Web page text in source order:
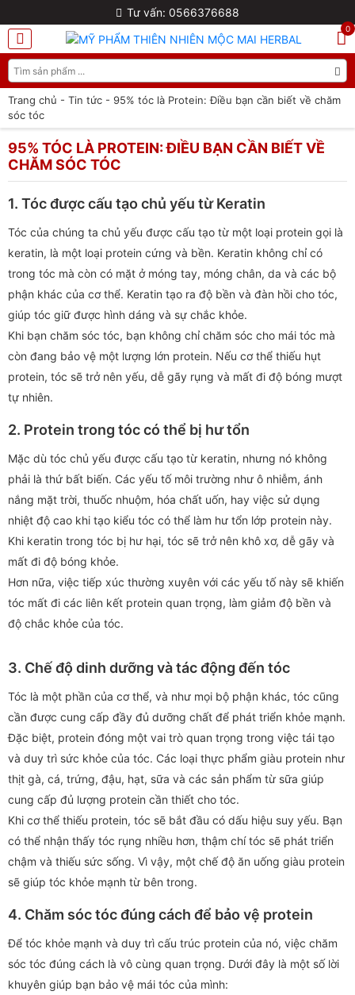
Tư vấn: 0566376688
0
Trang chủ - Tin tức - 95% tóc là Protein: Điều bạn cần biết về chăm
sóc tóc
95% TÓC LÀ PROTEIN: ĐIỀU BẠN CẦN BIẾT VỀ
CHĂM SÓC TÓC
1. Tóc được cấu tạo chủ yếu từ Keratin
Tóc của chúng ta chủ yếu được cấu tạo từ một loại protein gọi là
keratin, là một loại protein cứng và bền. Keratin không chỉ có
trong tóc mà còn có mặt ở móng tay, móng chân, da và các bộ
phận khác của cơ thể. Keratin tạo ra độ bền và đàn hồi cho tóc,
giúp tóc giữ được hình dáng và sự chắc khỏe.
Khi bạn chăm sóc tóc, bạn không chỉ chăm sóc cho mái tóc mà
còn đang bảo vệ một lượng lớn protein. Nếu cơ thể thiếu hụt
protein, tóc sẽ trở nên yếu, dễ gãy rụng và mất đi độ bóng mượt
tự nhiên.
2. Protein trong tóc có thể bị hư tổn
Mặc dù tóc chủ yếu được cấu tạo từ keratin, nhưng nó không
phải là thứ bất biến. Các yếu tố môi trường như ô nhiễm, ánh
nắng mặt trời, thuốc nhuộm, hóa chất uốn, hay việc sử dụng
nhiệt độ cao khi tạo kiểu tóc có thể làm hư tổn lớp protein này.
Khi keratin trong tóc bị hư hại, tóc sẽ trở nên khô xơ, dễ gãy và
mất đi độ bóng khỏe.
Hơn nữa, việc tiếp xúc thường xuyên với các yếu tố này sẽ khiến
tóc mất đi các liên kết protein quan trọng, làm giảm độ bền và
độ chắc khỏe của tóc.
3. Chế độ dinh dưỡng và tác động đến tóc
Tóc là một phần của cơ thể, và như mọi bộ phận khác, tóc cũng
cần được cung cấp đầy đủ dưỡng chất để phát triển khỏe mạnh.
Đặc biệt, protein đóng một vai trò quan trọng trong việc tái tạo
và duy trì sức khỏe của tóc. Các loại thực phẩm giàu protein như
thịt gà, cá, trứng, đậu, hạt, sữa và các sản phẩm từ sữa giúp
cung cấp đủ lượng protein cần thiết cho tóc.
Khi cơ thể thiếu protein, tóc sẽ bắt đầu có dấu hiệu suy yếu. Bạn
có thể nhận thấy tóc rụng nhiều hơn, thậm chí tóc sẽ phát triển
chậm và thiếu sức sống. Vì vậy, một chế độ ăn uống giàu protein
sẽ giúp tóc khỏe mạnh từ bên trong.
4. Chăm sóc tóc đúng cách để bảo vệ protein
Để tóc khỏe mạnh và duy trì cấu trúc protein của nó, việc chăm
sóc tóc đúng cách là vô cùng quan trọng. Dưới đây là một số lời
khuyên giúp bạn bảo vệ mái tóc của mình: